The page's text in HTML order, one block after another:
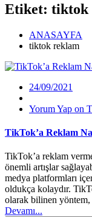
Etiket: tiktok
ANASAYFA
tiktok reklam
24/09/2021
Yorum Yap on
TikTok’a Reklam
TikTok’a reklam
önemli artışlar
medya platformları
oldukça kolaydır.
olarak bilinen yöntem,
Devamı...